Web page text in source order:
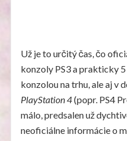
Už je to určitý čas, čo
konzoly PS3 a prakticky
konzolou na trhu, ale aj v
PlayStation 4(popr. PS4
málo, predsalen už
neoficiálne informácie o